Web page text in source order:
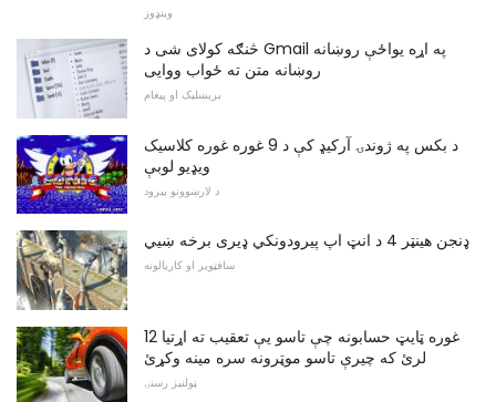
وینډوز
څنګه کولای شی د Gmail په اړه یواځې روښانه
روښانه متن ته ځواب ووایی
برېښلیک او پیغام
د بکس په ژوندۍ آرکیډ کې د 9 غوره غوره کلاسیک
ويډیو لوبې
د لارښوونو پیرود
ډنجن هینټر 4 د انټ اپ پیرودونکي ډیری برخه ښیي
سافټویر او کاریالونه
12 غوره ټایټ حسابونه چې تاسو یې تعقیب ته اړتیا
لرئ که چیرې تاسو موټرونه سره مینه وکړئ
ټولنیز رسنۍ